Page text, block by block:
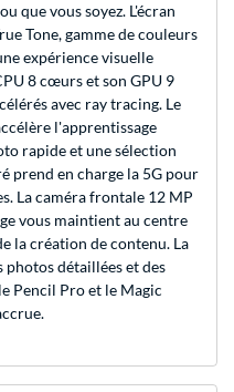
que vous soyez. L'écran
Tone, gamme de couleurs
expérience visuelle
8 cœurs et son GPU 9
avec ray tracing. Le
l'apprentissage
rapide et une sélection
prend en charge la 5G pour
La caméra frontale 12 MP
vous maintient au centre
la création de contenu. La
détaillées et des
Pencil Pro et le Magic